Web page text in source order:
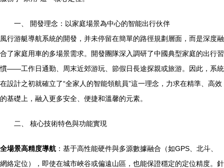
一、 開發理念：以家庭場景為中心的智能出行伙伴
風行游艇導航系統的開發，并未停留在簡單的路徑規劃層面，而是深度融
合了家庭用車的多場景需求。開發團隊深入調研了中國典型家庭的出行習
慣——工作日通勤、周末近郊游玩、節假日長途探親或旅游。因此，系統
在設計之初就確立了“全家人的智能領航員”這一理念，力求在精準、高效
的基礎上，融入更多安全、便捷和溫馨的元素。
二、 核心技術特色與功能實現
全場景高精度導航 ：基于高性能硬件與多源數據融合（如GPS、北斗、
網絡定位），即使在城市峽谷或偏遠山區，也能保證穩定的定位精度。針